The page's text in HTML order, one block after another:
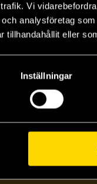
Vi
analysföretag
tillhandahållit eller
Inställningar